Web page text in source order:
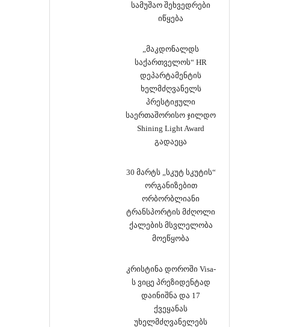
სამუშაო შეხვედრები
იწყება
„მაკდონალდს
საქართველოს“ HR
დეპარტამენტის
ხელმძღვანელს
პრესტიჟული
საერთაშორისო ჯილდო
Shining Light Award
გადაეცა
30 მარტს „სკუტ სკუტის“
ორგანიზებით
ორბორბლიანი
ტრანსპორტის მძღოლი
ქალების მსვლელობა
მოეწყობა
კრისტინა დოროში Visa-
ს ვიცე პრეზიდენტად
დაინიშნა და 17
ქვეყანას
უხელმძღვანელებს